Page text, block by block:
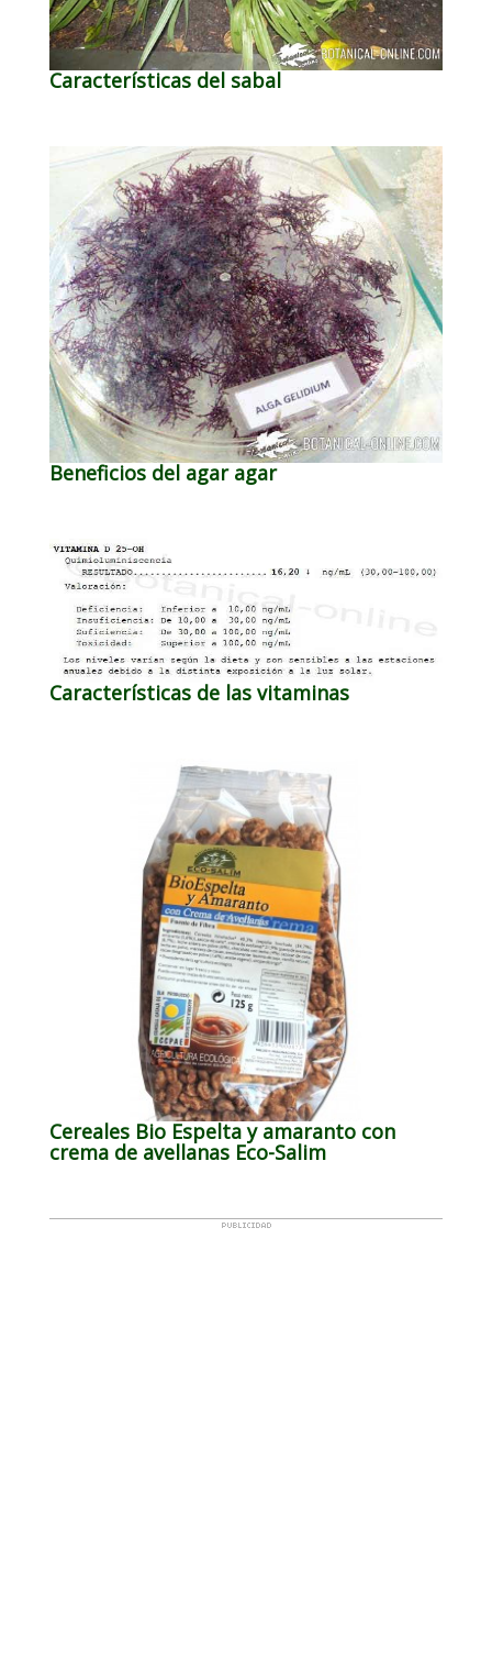
Características del sabal
Beneficios del agar agar
Características de las vitaminas
Cereales Bio Espelta y amaranto con
crema de avellanas Eco-Salim